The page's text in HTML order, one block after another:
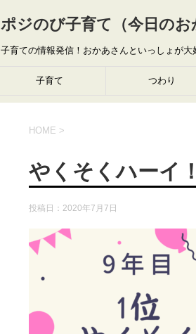
ポジのび子育て（今日のお
子育ての情報発信！おかあさんといっしょが
子育て つわり
HOME >
やくそくハーイ！
投稿日： 2020年7月7日